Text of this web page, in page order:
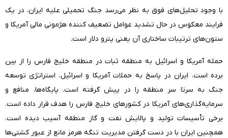
با وجود تحلیل‌های فوق به نظر می‌رسد جنگ تحمیلی علیه ایران، در یک
فرایند معکوس در حال تشدید عوامل تضعیف کننده هژمونی مالی آمریکا و
ستون‌های ترتیبات ساختاری آن یعنی پترو دلار است.
حمله آمریکا و اسرائیل به منطقه ثبات در منطقه خلیج فارس را از بین
برده است. ایران در پاسخ به حملات آمریکا و اسرائیل، استراتژی توسعه
جنگ به سرتا سر منطقه را در پیش گرفته است. پایگاه‌ها، منافع و
سرمایه‌گذاری‌های آمریکا در کشورهای خلیج فارس را هدف قرار داده است.
برخی تأسیسات تولید و پالایش نفت و گاز منطقه آسیب دیده است.
همچنین ایران با در دست گرفتن مدیریت تنگه هرمز مانع از عبور کشتی‌ها